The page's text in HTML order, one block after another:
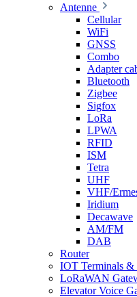
Antenne
Cellular
WiFi
GNSS
Combo
Adapter
Bluetooth
Zigbee
Sigfox
LoRa
LPWA
RFID
ISM
Tetra
UHF
VHF/
Iridium
Decawave
AM/FM
DAB
Router
IOT Terminals &
LoRaWAN
Elevator Voice